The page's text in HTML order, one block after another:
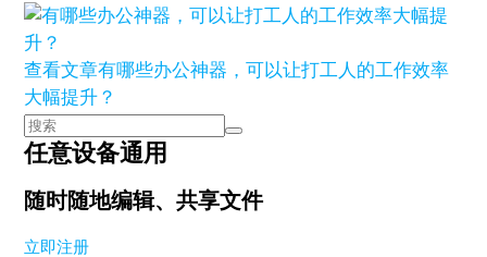
查看文章有哪些办公神器，可以让打工人的工作效率
大幅提升？
任意设备通用
随时随地编辑、共享文件
立即注册